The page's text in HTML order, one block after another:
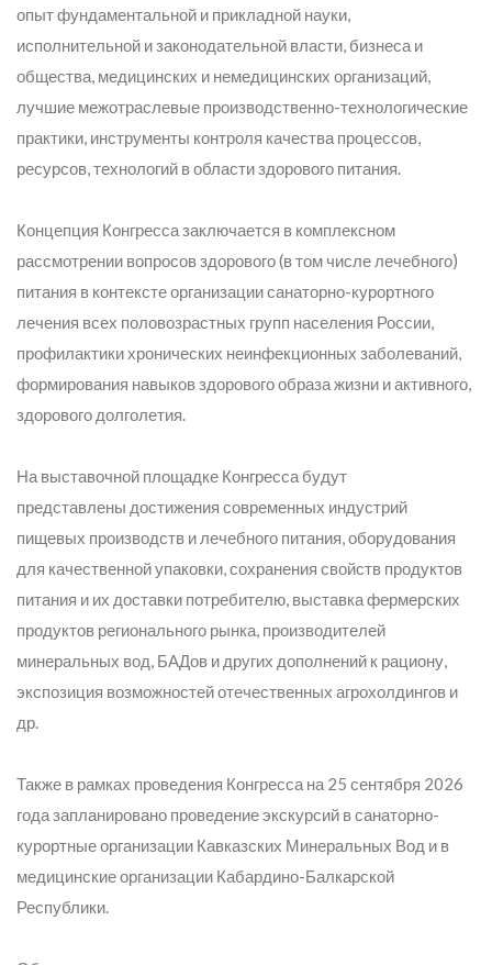
опыт фундаментальной и прикладной науки,
исполнительной и законодательной власти, бизнеса и
общества, медицинских и немедицинских организаций,
лучшие межотраслевые производственно-технологические
практики, инструменты контроля качества процессов,
ресурсов, технологий в области здорового питания.
Концепция Конгресса заключается в комплексном
рассмотрении вопросов здорового (в том числе лечебного)
питания в контексте организации санаторно-курортного
лечения всех половозрастных групп населения России,
профилактики хронических неинфекционных заболеваний,
формирования навыков здорового образа жизни и активного,
здорового долголетия.
На выставочной площадке Конгресса будут
представлены достижения современных индустрий
пищевых производств и лечебного питания, оборудования
для качественной упаковки, сохранения свойств продуктов
питания и их доставки потребителю, выставка фермерских
продуктов регионального рынка, производителей
минеральных вод, БАДов и других дополнений к рациону,
экспозиция возможностей отечественных агрохолдингов и
др.
Также в рамках проведения Конгресса на 25 сентября 2026
года запланировано проведение экскурсий в санаторно-
курортные организации Кавказских Минеральных Вод и в
медицинские организации Кабардино-Балкарской
Республики.